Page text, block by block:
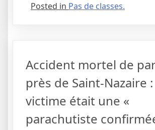
Posted in Pas de classes.
Accident mortel de
près de Saint-Nazaire
victime était une «
parachutiste